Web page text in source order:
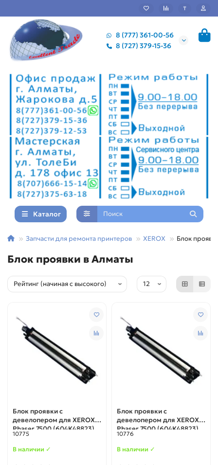
₸
8 (777) 361-00-56
8 (727) 379-15-36
Каталог
Запчасти для ремонта принтеров XEROX Блок
Блок проявки в Алматы
Блок проявки с
девелопером для XEROX
Phaser 7500 (604K48823)
yellow
10775
В наличии ✓
Блок проявки с
девелопером для XEROX
Phaser 7500 (604K48823)
magenta
10776
В наличии ✓